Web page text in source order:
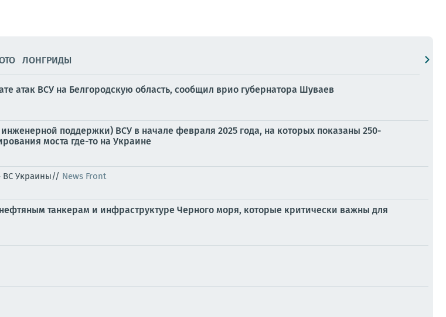
ЛОНГРИДЫ
атак ВСУ на Белгородскую область, сообщил врио губернатора Шуваев
поддержки) ВСУ в начале февраля 2025 года, на которых показаны 250-
моста где-то на Украине
ВС Украины// News Front
танкерам и инфраструктуре Черного моря, которые критически важны для